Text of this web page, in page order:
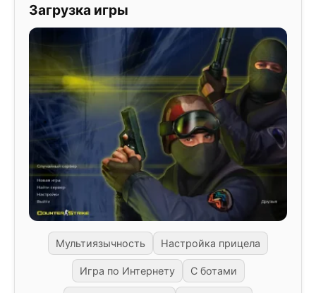
Загрузка игры
Мультиязычность Настройка прицела
Игра по Интернету С ботами